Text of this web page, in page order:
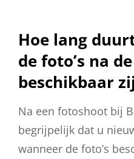
Hoe lang
de foto’s na
beschikbaar
Na een fotoshoot bij
begrijpelijk dat u
wanneer de foto’s